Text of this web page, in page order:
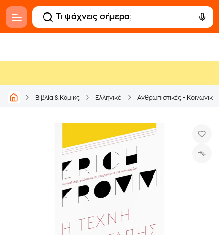
Βιβλία & Κόμικς Ελληνικά Ανθρωπιστικές -